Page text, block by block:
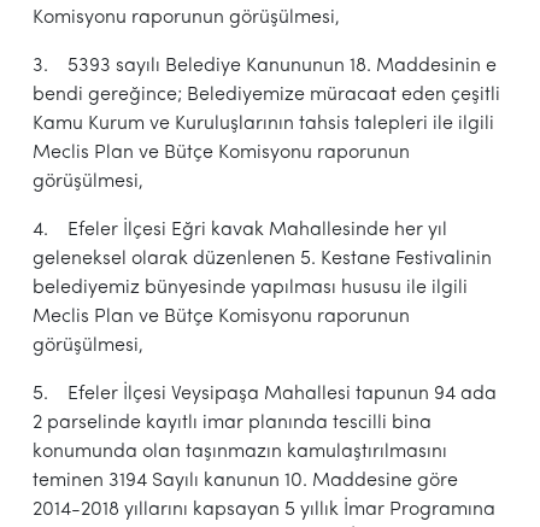
Komisyonu raporunun görüşülmesi,
3. 5393 sayılı Belediye Kanununun 18. Maddesinin e
bendi gereğince; Belediyemize müracaat eden çeşitli
Kamu Kurum ve Kuruluşlarının tahsis talepleri ile ilgili
Meclis Plan ve Bütçe Komisyonu raporunun
görüşülmesi,
4. Efeler İlçesi Eğri kavak Mahallesinde her yıl
geleneksel olarak düzenlenen 5. Kestane Festivalinin
belediyemiz bünyesinde yapılması hususu ile ilgili
Meclis Plan ve Bütçe Komisyonu raporunun
görüşülmesi,
5. Efeler İlçesi Veysipaşa Mahallesi tapunun 94 ada
2 parselinde kayıtlı imar planında tescilli bina
konumunda olan taşınmazın kamulaştırılmasını
teminen 3194 Sayılı kanunun 10. Maddesine göre
2014-2018 yıllarını kapsayan 5 yıllık İmar Programına